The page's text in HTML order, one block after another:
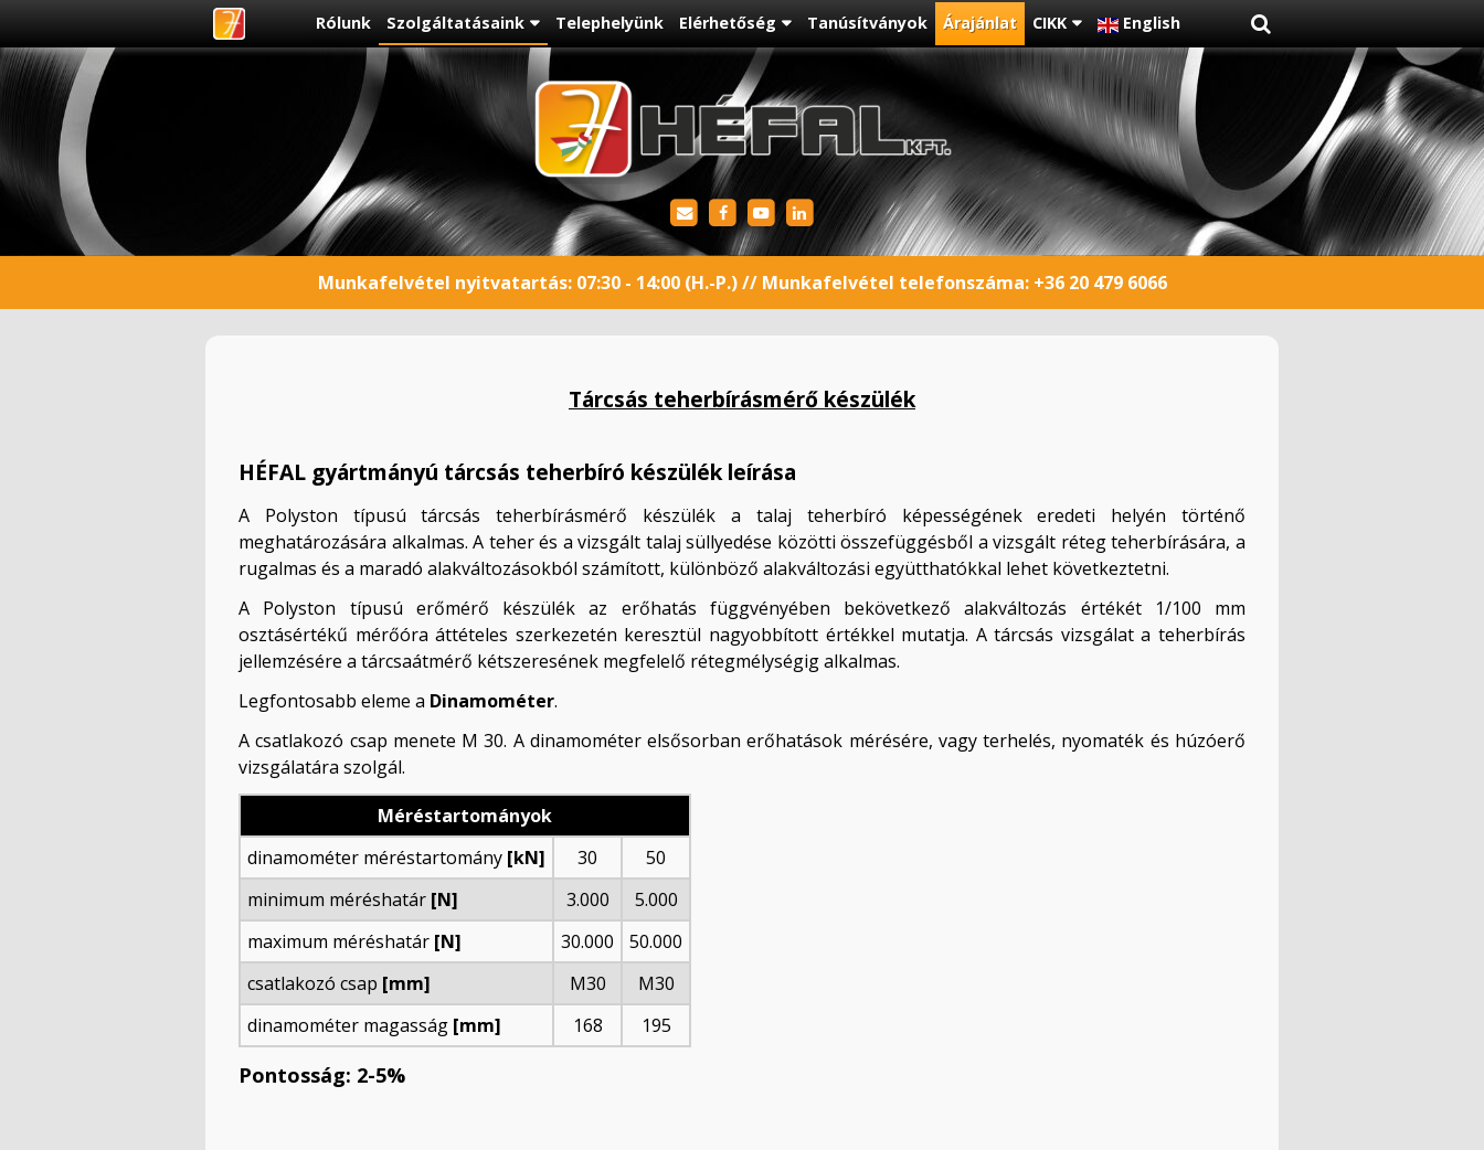
Rólunk Szolgáltatásaink Telephelyünk Elérhetőség Tanúsítványok Árajánlat CIKK English
Munkafelvétel nyitvatartás: 07:30 - 14:00 (H.-P.) // Munkafelvétel telefonszáma: +36 20 479 6066
Tárcsás teherbírásmérő készülék
HÉFAL gyártmányú tárcsás teherbíró készülék leírása
A Polyston típusú tárcsás teherbírásmérő készülék a talaj teherbíró képességének eredeti helyén történő
meghatározására alkalmas. A teher és a vizsgált talaj süllyedése közötti összefüggésből a vizsgált réteg teherbírására, a
rugalmas és a maradó alakváltozásokból számított, különböző alakváltozási együtthatókkal lehet következtetni.
A Polyston típusú erőmérő készülék az erőhatás függvényében bekövetkező alakváltozás értékét 1/100 mm
osztásértékű mérőóra áttételes szerkezetén keresztül nagyobbított értékkel mutatja. A tárcsás vizsgálat a teherbírás
jellemzésére a tárcsaátmérő kétszeresének megfelelő rétegmélységig alkalmas.
Legfontosabb eleme a Dinamométer.
A csatlakozó csap menete M 30. A dinamométer elsősorban erőhatások mérésére, vagy terhelés, nyomaték és húzóerő
vizsgálatára szolgál.
Méréstartományok
dinamométer méréstartomány [kN] 30
50
minimum méréshatár [N] 3.000
5.000
maximum méréshatár [N] 30.000
50.000
csatlakozó csap [mm] M30
M30
dinamométer magasság [mm] 168 195
Pontosság: 2-5%